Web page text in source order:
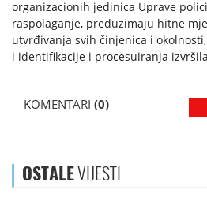
organizacionih jedinica Uprave
raspolaganje, preduzimaju hitne
utvrđivanja svih činjenica i
i identifikacije i procesuiranja
KOMENTARI (0)
OSTALEVIJESTI